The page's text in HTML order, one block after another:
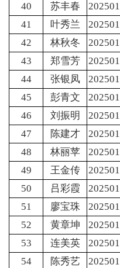
40
苏丰春 202501
41
叶秀兰 202501
42
林秋冬 202501
43
郑雪芳 202501
44
张银凤 202501
45
彭青文 202501
46
刘振明 202501
47
陈建才 202501
48
林丽苹 202501
49
王金传 202501
50
吕彩霞 202501
51
廖宝珠 202501
52
黄章坤 202501
53
连美英 202501
54
陈秀艺 202501